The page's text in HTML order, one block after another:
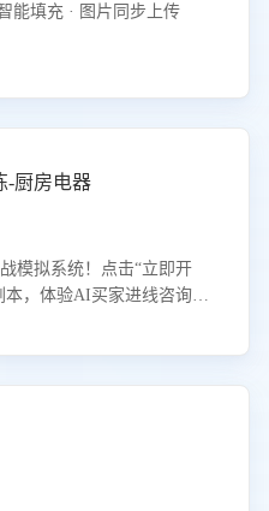
能填充 · 图片同步上传
-厨房电器
模拟系统！点击“立即开
本，体验AI买家进线咨询真